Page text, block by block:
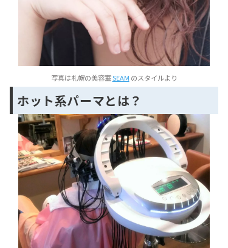
写真は札幌の美容室SEAM のスタイルより
ホット系パーマとは？